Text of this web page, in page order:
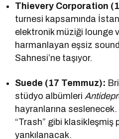
Thievery Corporation
turnesi kapsamında
elektronik müziği lounge
harmanlayan eşsiz
Sahnesi’ne taşıyor.
Suede (17 Temmuz):
stüdyo albümleri
hayranlarına
“Trash” gibi klasikleşmiş
yankılanacak.